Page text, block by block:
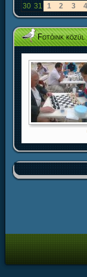
30 31 1 2 3 4
Fotóink közül